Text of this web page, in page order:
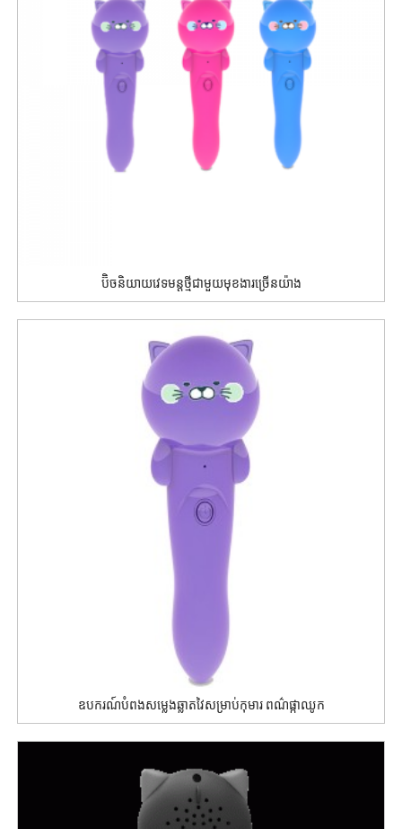
ប៊ិចនិយាយវេទមន្តថ្មីជាមួយមុខងារច្រើនយ៉ាង
ឧបករណ៍បំពងសម្លេងឆ្លាតវៃសម្រាប់កុមារ ពណ៌ផ្កាឈូក